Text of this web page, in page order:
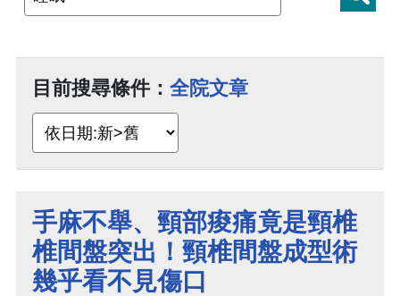
目前搜尋條件： 全院文章
手麻不舉、頸部痠痛竟是頸椎
椎間盤突出！頸椎間盤成型術
幾乎看不見傷口